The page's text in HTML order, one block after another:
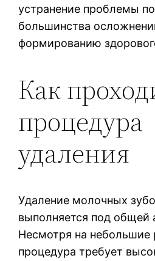
устранение проблемы
большинства
формированию
Как
процедура
удаления
Удаление молочных
выполняется под общей
Несмотря на небольшие
процедура требует